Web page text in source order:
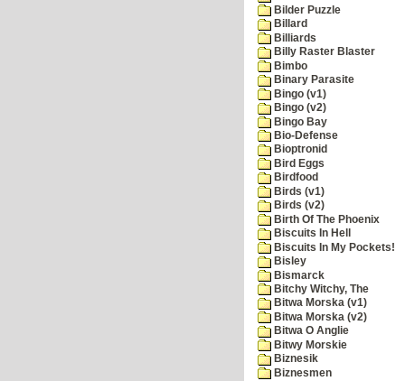
Bilder Puzzle
Billard
Billiards
Billy Raster Blaster
Bimbo
Binary Parasite
Bingo (v1)
Bingo (v2)
Bingo Bay
Bio-Defense
Bioptronid
Bird Eggs
Birdfood
Birds (v1)
Birds (v2)
Birth Of The Phoenix
Biscuits In Hell
Biscuits In My Pockets!
Bisley
Bismarck
Bitchy Witchy, The
Bitwa Morska (v1)
Bitwa Morska (v2)
Bitwa O Anglie
Bitwy Morskie
Biznesik
Biznesmen